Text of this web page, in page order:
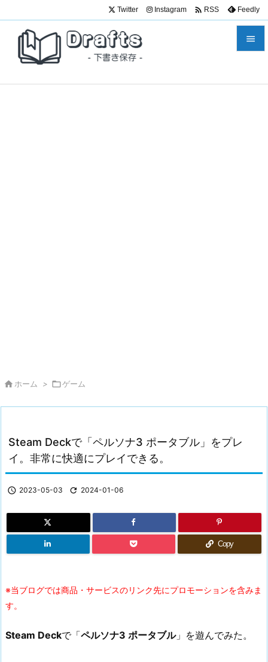

Twitter Instagram  RSS Feedly
 ホーム > ゲーム
Steam Deckで「ペルソナ3 ポータブル」をプレ
イ。非常に快適にプレイできる。
 2023-05-03  2024-01-06
Copy
※当ブログでは商品・サービスのリンク先にプロモーションを含みま
す。
Steam Deckで「ペルソナ3 ポータブル」を遊んでみた。